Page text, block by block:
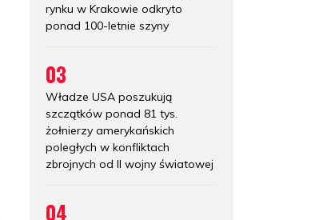
rynku w Krakowie odkryto
ponad 100-letnie szyny
03
Władze USA poszukują
szczątków ponad 81 tys.
żołnierzy amerykańskich
poległych w konfliktach
zbrojnych od II wojny światowej
04